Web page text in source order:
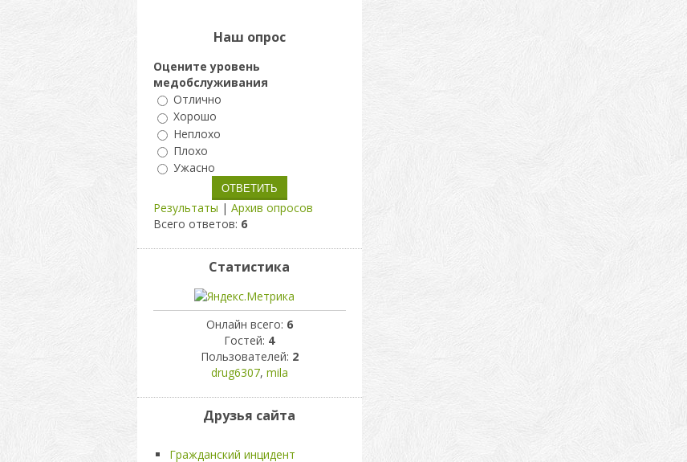
Наш опрос
Оцените уровень
медобслуживания
Отлично
Хорошо
Неплохо
Плохо
Ужасно
Результаты | Архив опросов
Всего ответов: 6
Статистика
Онлайн всего: 6
Гостей: 4
Пользователей: 2
drug6307, mila
Друзья сайта
Гражданский инцидент